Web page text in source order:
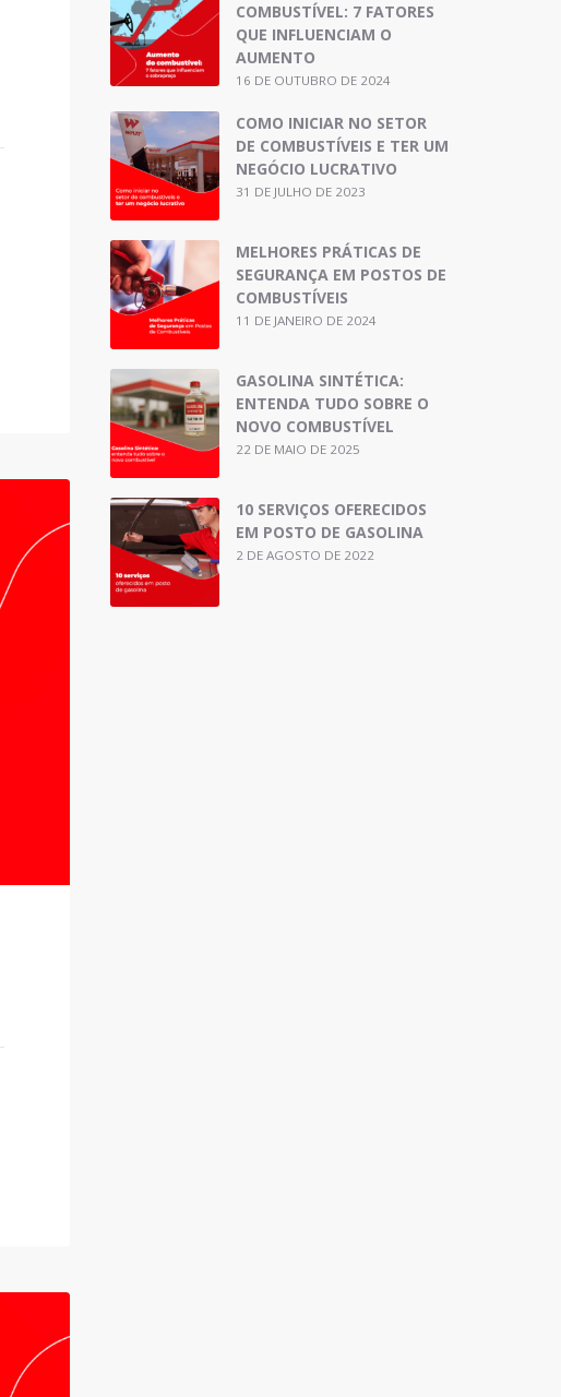
COMBUSTÍVEL: 7 FATORES
QUE INFLUENCIAM O
AUMENTO
16 DE OUTUBRO DE 2024
COMO INICIAR NO SETOR
DE COMBUSTÍVEIS E TER UM
NEGÓCIO LUCRATIVO
31 DE JULHO DE 2023
MELHORES PRÁTICAS DE
SEGURANÇA EM POSTOS DE
COMBUSTÍVEIS
11 DE JANEIRO DE 2024
GASOLINA SINTÉTICA:
ENTENDA TUDO SOBRE O
NOVO COMBUSTÍVEL
22 DE MAIO DE 2025
10 SERVIÇOS OFERECIDOS
EM POSTO DE GASOLINA
2 DE AGOSTO DE 2022